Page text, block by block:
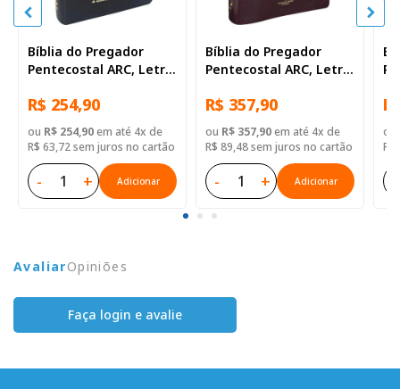
Bíblia do Pregador
Pentecostal ARC, Letra
com índice, Capa Couro
Sintético Preta Nobre
R$ 254,90
ou R$ 254,90em até 4x de
R$ 63,72 sem juros no cartão
- + Adicionar
Bíblia do Pregador
Pentecostal ARC, Letra
com índice, Tamanho
Gigante, Capa Couro
Sintético Vinho
R$ 357,90
ou R$ 357,90em até 4x de
R$ 89,48 sem juros no cartão
- + Adicionar
ou
R$
AvaliarOpiniões
Faça login e avalie